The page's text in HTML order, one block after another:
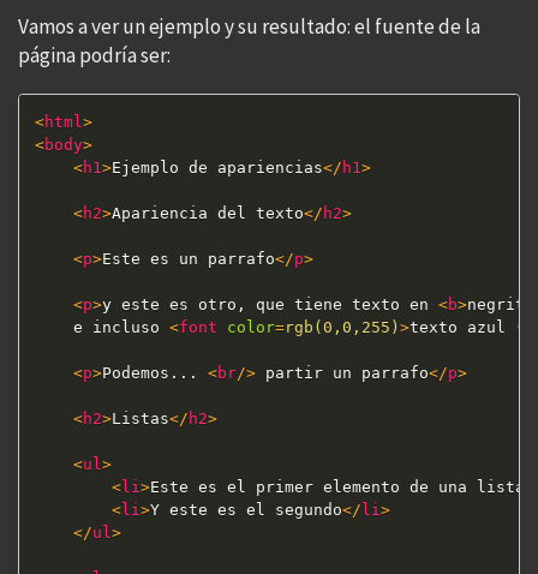
Vamos a ver un ejemplo y su resultado: el fuente de la
página podría ser:
<html>
<body>
<h1>Ejemplo de apariencias</ h1>
<h2>Apariencia del texto</ h2>
<p>Este es un parrafo</p>
<p>y este es otro, que tiene texto en <b>negrita
    e incluso
<font color=rgb(0,0,255) >texto azul
<p>Podemos... <br/> partir un parrafo</p>
<h2>Listas</ h2>
<ul>
< li>Este es el primer elemento de una lista
< li>Y este es el segundo</ li>
</ul>